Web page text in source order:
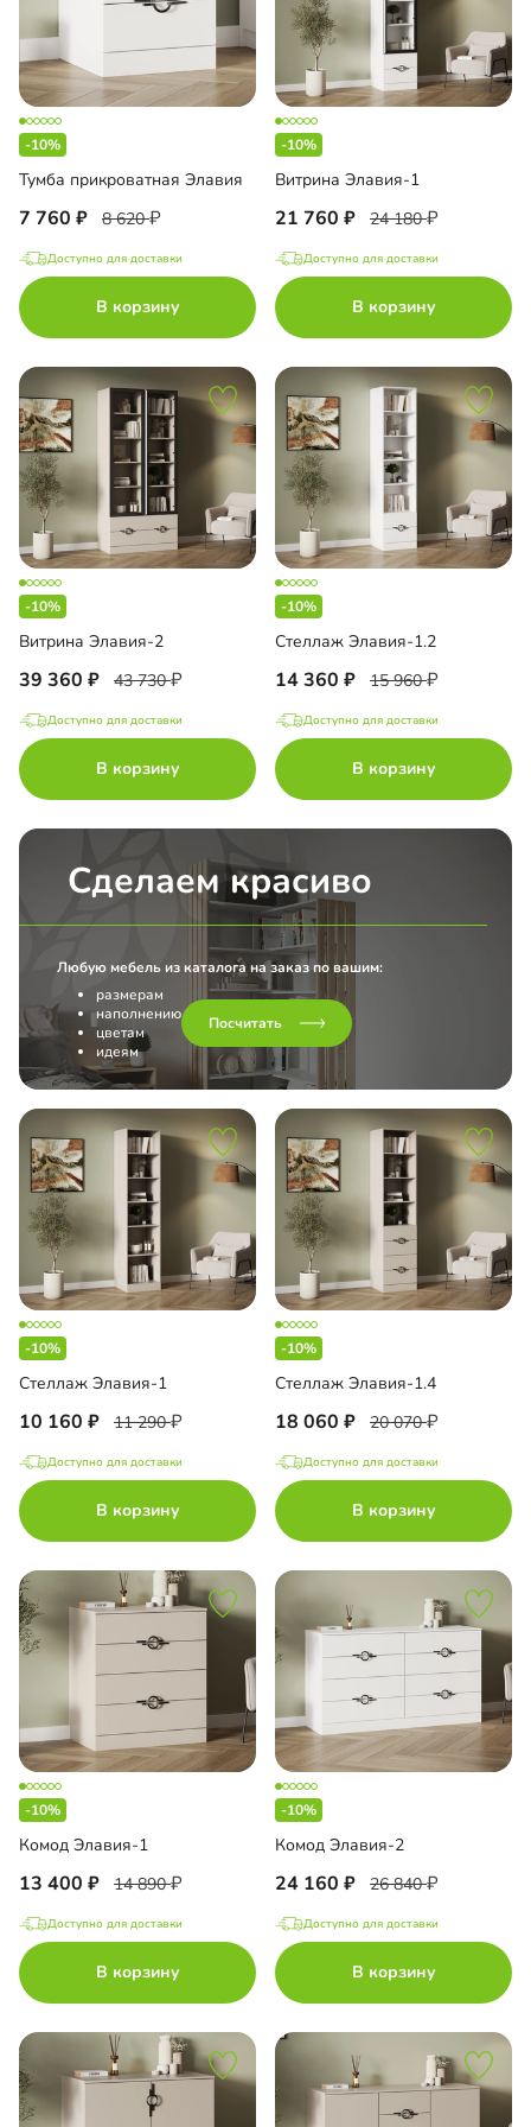
-10%
Тумба прикроватная Элавия
7 760 8 620
Доступно для доставки
В корзину
-10%
Витрина Элавия-1
21 760 24 180
Доступно для доставки
В корзину
-10%
Витрина Элавия-2
39 360 43 730
Доступно для доставки
В корзину
-10%
Стеллаж Элавия-1.2
14 360 15 960
Доступно для доставки
В корзину
Сделаем красиво
Любую мебель из каталога на заказ по вашим:
размерам
наполнению
цветам
идеям
Посчитать
-10%
Стеллаж Элавия-1
10 160 11 290
Доступно для доставки
В корзину
-10%
Стеллаж Элавия-1.4
18 060 20 070
Доступно для доставки
В корзину
-10%
Комод Элавия-1
13 400 14 890
Доступно для доставки
В корзину
-10%
Комод Элавия-2
24 160 26 840
Доступно для доставки
В корзину